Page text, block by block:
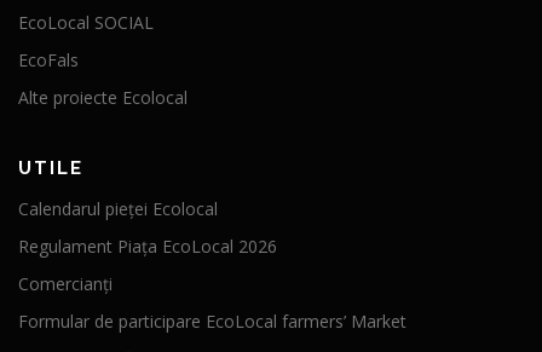
EcoLocal SOCIAL
EcoFals
Alte proiecte Ecolocal
UTILE
Calendarul pieței Ecolocal
Regulament Piața EcoLocal 2026
Comercianți
Formular de participare EcoLocal farmers’ Market